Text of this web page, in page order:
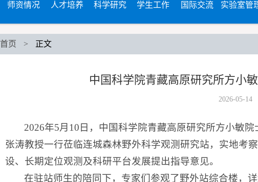
师资情况 人才培养 科学研究 学生工作 国际交流 实验室管
首页 > 正文
中国科学院青藏高原研究所方小
2026-05-14
2026年5月10日，中国科学院青藏高原研究所方小敏
张涛教授一行莅临连城森林野外科学观测研究站，实地考
设、长期定位观测及科研平台发展提出指导意见。
在驻站师生的陪同下，专家们参观了野外站综合楼，